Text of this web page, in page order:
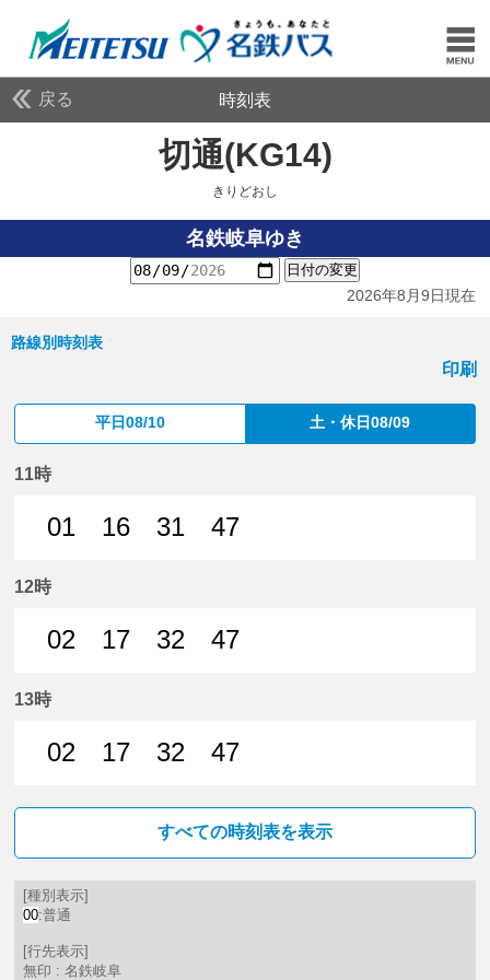
戻る 時刻表
切通(KG14)
きりどおし
名鉄岐阜ゆき
日付の変更
2026年8月9日現在
路線別時刻表
印刷
平日08/10 土・休日08/09
11時
01
16
31
47
12時
02
17
32
47
13時
02
17
32
47
すべての時刻表を表示
[種別表示]
00:普通
[行先表示]
無印 : 名鉄岐阜